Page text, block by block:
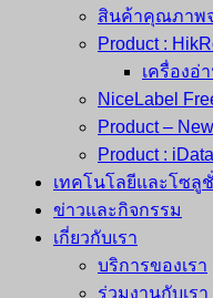
สินค้าคุณภาพจ
Product :
เครื่องอ่
NiceLabel
Product –
Product : iData
เทคโนโลยีและโซลู
ข่าวและกิจกรรม
เกี่ยวกับเรา
บริการของเรา
ร่วมงานกับเรา